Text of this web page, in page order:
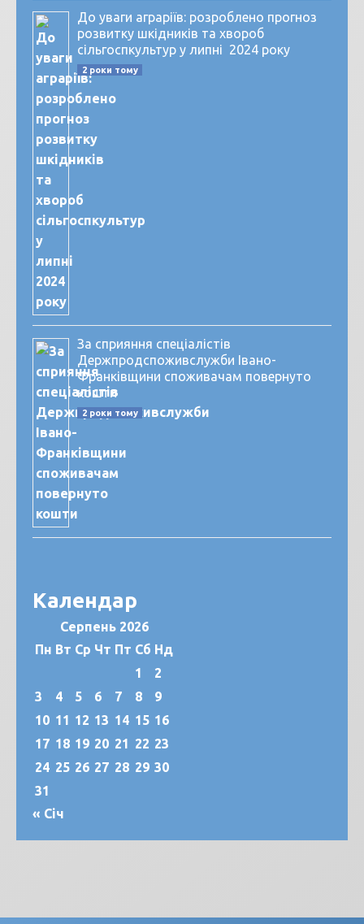
До уваги аграріїв: розроблено прогноз
розвитку шкідників та хвороб
сільгоспкультур у липні 2024 року
2 роки тому
За сприяння спеціалістів
Держпродспоживслужби Івано-
Франківщини споживачам повернуто
кошти
2 роки тому
Календар
Серпень 2026
Пн Вт Ср Чт Пт Сб Нд
1
2
3
4 5 6 7 8
9
10 11 12 13 14 15 16
17 18 19 20 21 22 23
24 25 26 27 28 29 30
31
« Січ